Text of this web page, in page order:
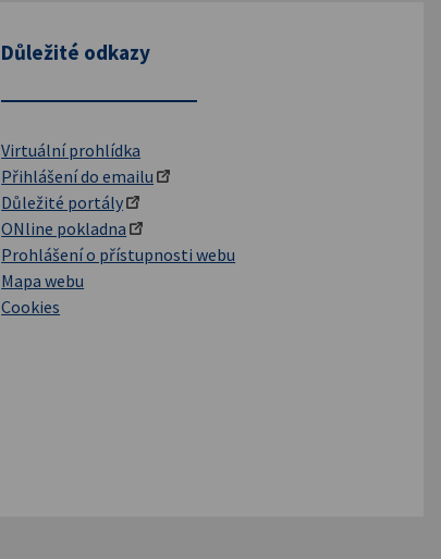
Důležité odkazy
Virtuální prohlídka
Přihlášení do emailu
Důležité portály
ONline pokladna
Prohlášení o přístupnosti webu
Mapa webu
Cookies